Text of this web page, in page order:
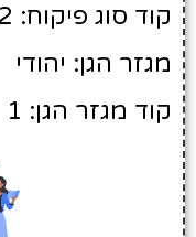
קוד סוג פיקוח: 2
מגזר הגן: יהודי
קוד מגזר הגן: 1